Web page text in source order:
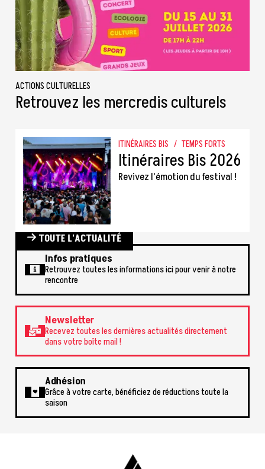
ACTIONS CULTURELLES
Retrouvez les mercredis culturels
ITINÉRAIRES BIS / TEMPS FORTS
Itinéraires Bis 2026
Revivez l'émotion du festival !
TOUTE L'ACTUALITÉ
Infos pratiques
Retrouvez toutes les informations ici pour venir à notre
rencontre
Newsletter
Recevez toutes les dernières actualités directement
dans votre boîte mail !
Adhésion
Grâce à votre carte, bénéficiez de réductions toute la
saison